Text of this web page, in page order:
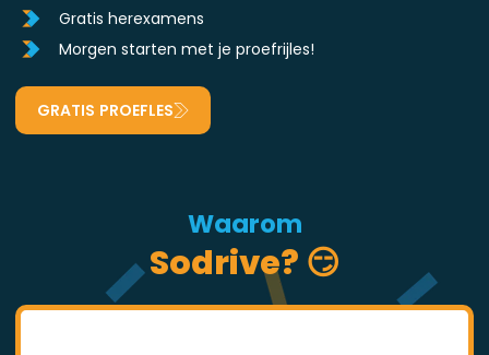
Gratis herexamens
Morgen starten met je proefrijles!
GRATIS PROEFLES
Waarom
Sodrive? 😏